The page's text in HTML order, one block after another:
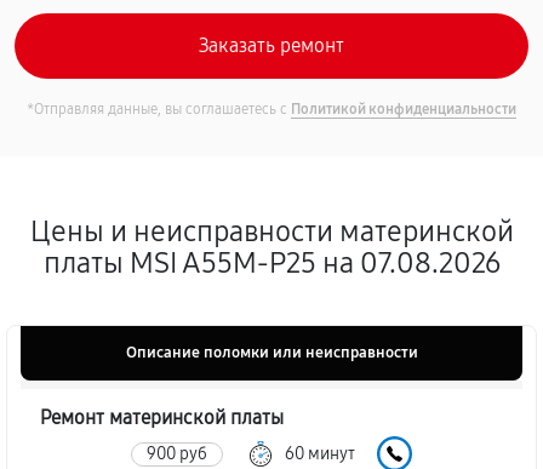
*Отправляя данные, вы соглашаетесь с Политикой конфиденциальности
Цены и неисправности материнской
платы MSI A55M-P25 на 07.08.2026
Описание поломки или неисправности
Ремонт материнской платы
900 руб 60 минут